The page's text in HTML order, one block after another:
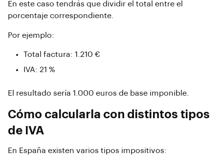
En este caso tendrás que dividir el total entre el
porcentaje correspondiente.
Por ejemplo:
Total factura: 1.210 €
IVA: 21 %
El resultado sería 1.000 euros de base imponible.
Cómo calcularla con distintos tipos
de IVA
En España existen varios tipos impositivos: